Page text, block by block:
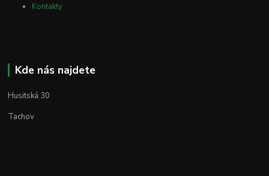
Kontakty
Kde nás najdete
Husitská 30
Tachov